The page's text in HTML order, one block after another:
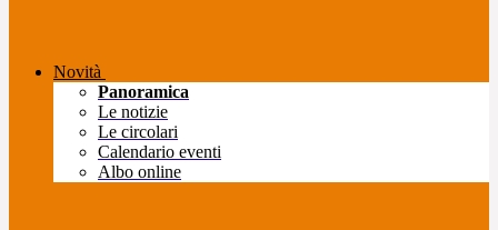
Novità
Panoramica
Le notizie
Le circolari
Calendario eventi
Albo online